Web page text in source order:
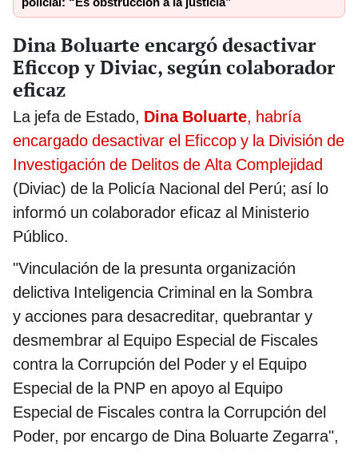
Dina Boluarte encargó desactivar
Eficcop y Diviac, según colaborador
eficaz
La jefa de Estado, Dina Boluarte, habría
encargado desactivar el Eficcop y la División de
Investigación de Delitos de Alta Complejidad
(Diviac) de la Policía Nacional del Perú; así lo
informó un colaborador eficaz al Ministerio
Público.
"Vinculación de la presunta organización
delictiva Inteligencia Criminal en la Sombra
y acciones para desacreditar, quebrantar y
desmembrar al Equipo Especial de Fiscales
contra la Corrupción del Poder y el Equipo
Especial de la PNP en apoyo al Equipo
Especial de Fiscales contra la Corrupción del
Poder, por encargo de Dina Boluarte Zegarra",